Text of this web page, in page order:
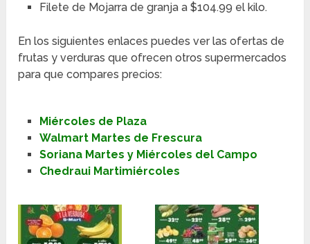
Filete de Mojarra de granja a $104.99 el kilo.
En los siguientes enlaces puedes ver las ofertas de
frutas y verduras que ofrecen otros supermercados
para que compares precios:
Miércoles de Plaza
Walmart Martes de Frescura
Soriana Martes y Miércoles del Campo
Chedraui Martimiércoles